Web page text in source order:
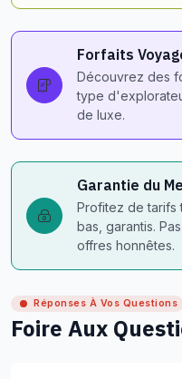
Forfaits
Découvrez des
type
de luxe.
Garantie du
Profitez de tarifs
bas, garantis.
offres honnêtes.
Réponses À Vos Questions
Foire Aux